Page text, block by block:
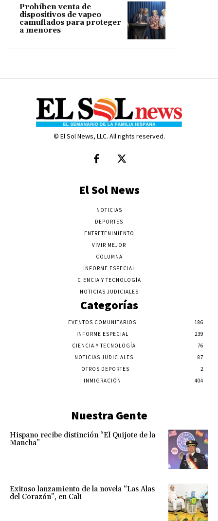
Prohíben venta de
dispositivos de vapeo
camuflados para proteger
a menores
© El Sol News, LLC. All rights reserved.
El Sol News
NOTICIAS
DEPORTES
ENTRETENIMIENTO
VIVIR MEJOR
COLUMNA
INFORME ESPECIAL
CIENCIA Y TECNOLOGÍA
NOTICIAS JUDICIALES
Categorías
EVENTOS COMUNITARIOS
186
INFORME ESPECIAL
239
CIENCIA Y TECNOLOGÍA
76
NOTICIAS JUDICIALES
87
OTROS DEPORTES
2
INMIGRACIÓN
404
Nuestra Gente
Hispano recibe distinción “El Quijote de la
Mancha”
Exitoso lanzamiento de la novela “Las Alas
del Corazón”, en Cali